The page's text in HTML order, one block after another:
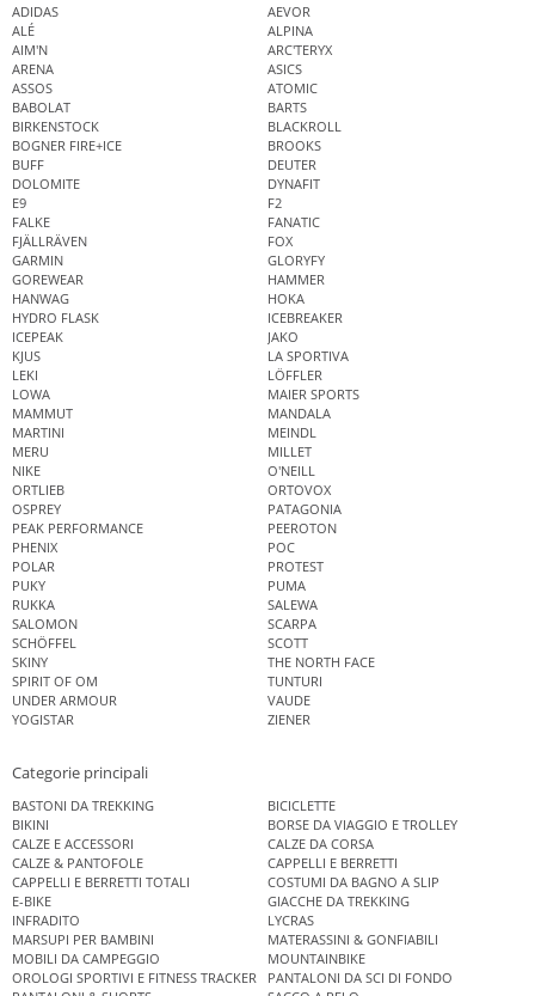
ADIDAS
AEVOR
ALÉ
ALPINA
AIM'N
ARC'TERYX
ARENA
ASICS
ASSOS
ATOMIC
BABOLAT
BARTS
BIRKENSTOCK
BLACKROLL
BOGNER FIRE+ICE
BROOKS
BUFF
DEUTER
DOLOMITE
DYNAFIT
E9
F2
FALKE
FANATIC
FJÄLLRÄVEN
FOX
GARMIN
GLORYFY
GOREWEAR
HAMMER
HANWAG
HOKA
HYDRO FLASK
ICEBREAKER
ICEPEAK
JAKO
KJUS
LA SPORTIVA
LEKI
LÖFFLER
LOWA
MAIER SPORTS
MAMMUT
MANDALA
MARTINI
MEINDL
MERU
MILLET
NIKE
O'NEILL
ORTLIEB
ORTOVOX
OSPREY
PATAGONIA
PEAK PERFORMANCE
PEEROTON
PHENIX
POC
POLAR
PROTEST
PUKY
PUMA
RUKKA
SALEWA
SALOMON
SCARPA
SCHÖFFEL
SCOTT
SKINY
THE NORTH FACE
SPIRIT OF OM
TUNTURI
UNDER ARMOUR
VAUDE
YOGISTAR
ZIENER
Categorie principali
BASTONI DA TREKKING
BICICLETTE
BIKINI
BORSE DA VIAGGIO E TROLLEY
CALZE E ACCESSORI
CALZE DA CORSA
CALZE & PANTOFOLE
CAPPELLI E BERRETTI
CAPPELLI E BERRETTI TOTALI
COSTUMI DA BAGNO A SLIP
E-BIKE
GIACCHE DA TREKKING
INFRADITO
LYCRAS
MARSUPI PER BAMBINI
MATERASSINI & GONFIABILI
MOBILI DA CAMPEGGIO
MOUNTAINBIKE
OROLOGI SPORTIVI E FITNESS TRACKER
PANTALONI DA SCI DI FONDO